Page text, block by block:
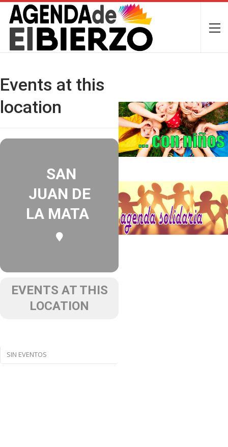
Events at this
location
SAN
JUAN DE
LA MATA
EVENTS AT THIS
LOCATION
SIN EVENTOS